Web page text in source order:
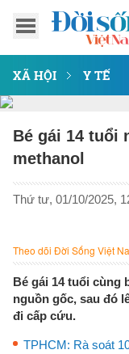
XÃ HỘI Y TẾ
Bé gái 14 tuổi
methanol
Thứ tư, 01/10/2025,
Theo dõi Đời Sống Việt
Bé gái 14 tuổi cùng
nguồn gốc, sau đó
đi cấp cứu.
TPHCM: Rà soát